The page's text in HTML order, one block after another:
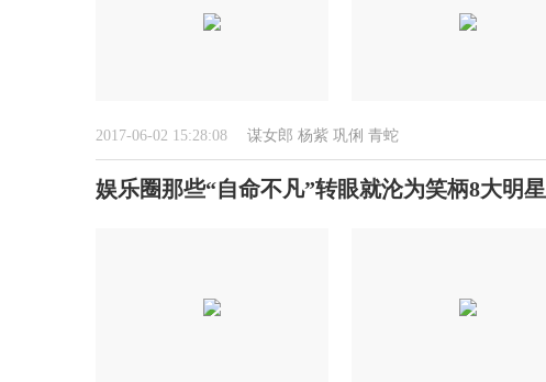
2017-06-02 15:28:08 谋女郎 杨紫 巩俐 青蛇
娱乐圈那些“自命不凡”转眼就沦为笑柄8大明星